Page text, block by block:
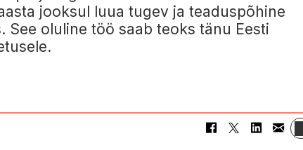
jooksul luua tugev ja teaduspõhine
oluline töö saab teoks tänu Eesti